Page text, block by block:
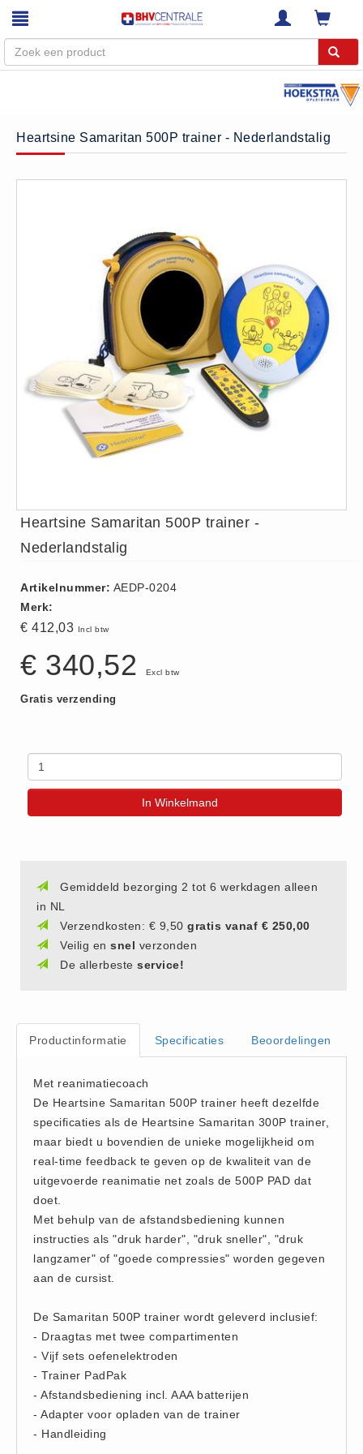
Home
Webshop
Trainingen
Bedrijfsnoodplannen
Plattegronden
VCA Trajecten
ISO 9001 Begeleiding
Evenementenveiligheid
Inspectiecentrale
Ons Team
Betalingsmogelijkheden
Klachten
Verzending
Vacatures
Winkel
AED apparaten (11)
ACTIE
Actie (5)
AED batterijen (12)
AED binnen - buiten kasten (11)
AED elektroden (18)
AED tassen (14)
BHV Kasten
BHV Kleding
Hesjes (9)
BHV middelen
BHV kasten (0)
Evacuatie - Zaklampen (0)
Kleding - Hesjes (0)
Brandblusmiddelen
Blusdekens (1)
Brandblussers (0)
Poederblussers (5)
Schuimblussers (6)
Brandmelders
CO melders (2)
Heartsine Samaritan 500P trainer - Nederlandstalig
Heartsine Samaritan 500P trainer -
Nederlandstalig
Artikelnummer: AEDP-0204
Merk:
€ 412,03 Incl btw
€ 340,52 Excl btw
Gratis verzending
In Winkelmand
Gemiddeld bezorging 2 tot 6 werkdagen alleen
in NL
Verzendkosten: € 9,50 gratis vanaf € 250,00
Veilig en snel verzonden
De allerbeste service!
Productinformatie Specificaties Beoordelingen
Met reanimatiecoach
De Heartsine Samaritan 500P trainer heeft dezelfde
specificaties als de Heartsine Samaritan 300P trainer,
maar biedt u bovendien de unieke mogelijkheid om
real-time feedback te geven op de kwaliteit van de
uitgevoerde reanimatie net zoals de 500P PAD dat
doet.
Met behulp van de afstandsbediening kunnen
instructies als "druk harder", "druk sneller", "druk
langzamer" of "goede compressies" worden gegeven
aan de cursist.
De Samaritan 500P trainer wordt geleverd inclusief:
- Draagtas met twee compartimenten
- Vijf sets oefenelektroden
- Trainer PadPak
- Afstandsbediening incl. AAA batterijen
- Adapter voor opladen van de trainer
- Handleiding